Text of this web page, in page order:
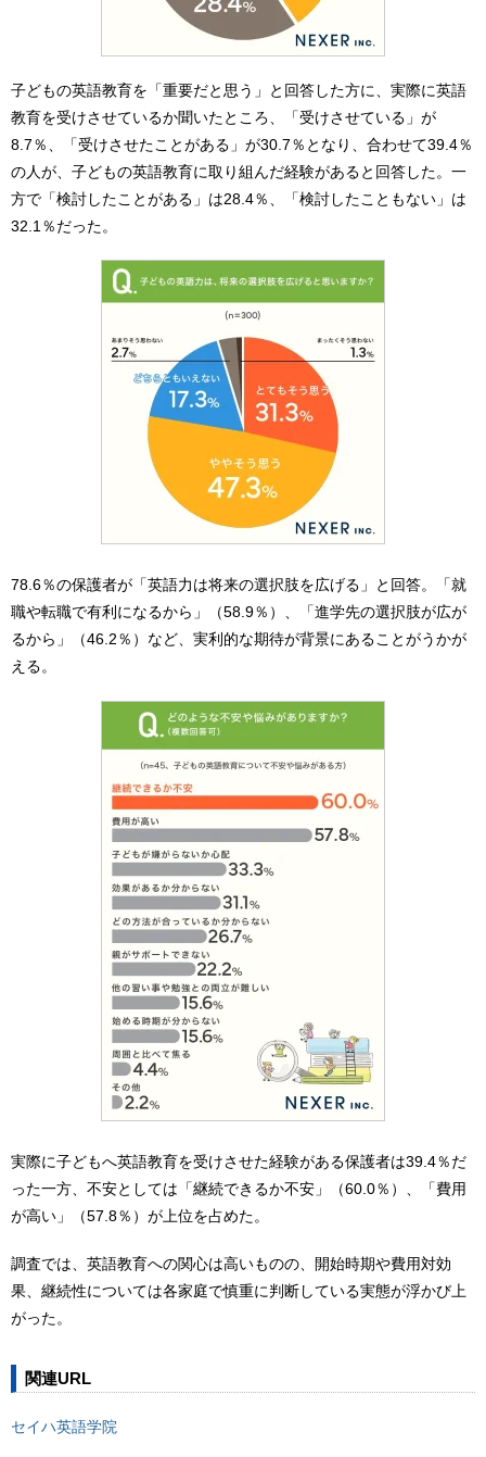
子どもの英語教育を「重要だと思う」と回答した方に、実際に英語
教育を受けさせているか聞いたところ、「受けさせている」が
8.7％、「受けさせたことがある」が30.7％となり、合わせて39.4％
の人が、子どもの英語教育に取り組んだ経験があると回答した。一
方で「検討したことがある」は28.4％、「検討したこともない」は
32.1％だった。
78.6％の保護者が「英語力は将来の選択肢を広げる」と回答。「就
職や転職で有利になるから」（58.9％）、「進学先の選択肢が広が
るから」（46.2％）など、実利的な期待が背景にあることがうかが
える。
実際に子どもへ英語教育を受けさせた経験がある保護者は39.4％だ
った一方、不安としては「継続できるか不安」（60.0％）、「費用
が高い」（57.8％）が上位を占めた。
調査では、英語教育への関心は高いものの、開始時期や費用対効
果、継続性については各家庭で慎重に判断している実態が浮かび上
がった。
関連URL
セイハ英語学院